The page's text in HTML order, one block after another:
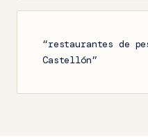
“restaurantes de
Castellón”